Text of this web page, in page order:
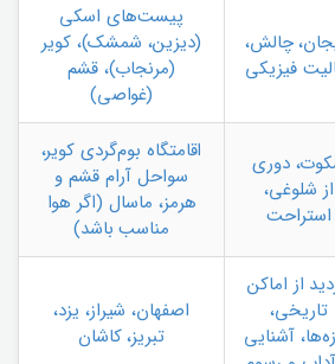
چالش،
فیزیکی
پیست‌های اسکی
(دیزین، شمشک)، کویر
(مرنجاب)، قشم
(غواصی)
دوری
از شلوغی،
استراحت
اقامتگاه بوم‌گردی کویر،
سواحل آرام قشم و
هرمز، ماسال (اگر هوا
مناسب باشد)
از اماکن
تاریخی،
آشنایی
اصفهان، شیراز، یزد،
تبریز، کاشان